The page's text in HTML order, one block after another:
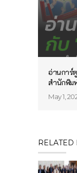
อ่านการ์
สำนักพิม
May 1,
RELATED